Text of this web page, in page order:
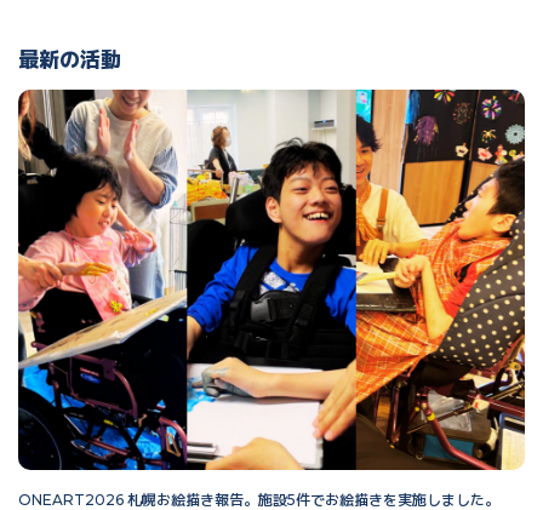
最新の活動
ONEART2026 札幌お絵描き報告。施設5件でお絵描きを実施しました。